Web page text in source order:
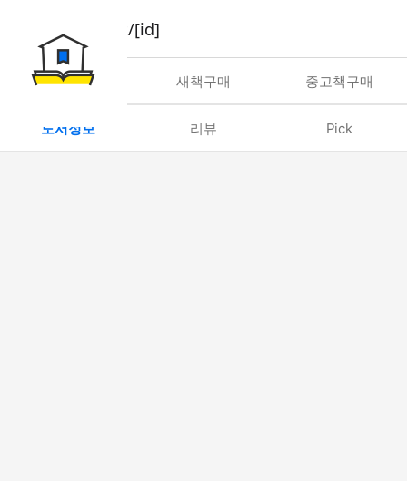
book/rent/[id]
대여 새책구매 중고책구매
도서정보 리뷰 Pick